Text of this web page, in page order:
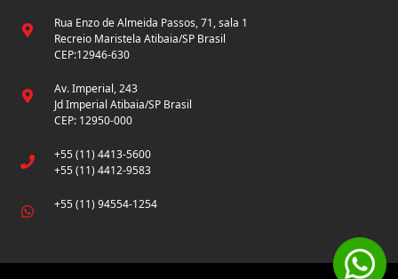
Rua Enzo de Almeida Passos, 71, sala 1
Recreio Maristela Atibaia/SP Brasil
CEP:12946-630
Av. Imperial, 243
Jd Imperial Atibaia/SP Brasil
CEP: 12950-000
+55 (11) 4413-5600
+55 (11) 4412-9583
+55 (11) 94554-1254